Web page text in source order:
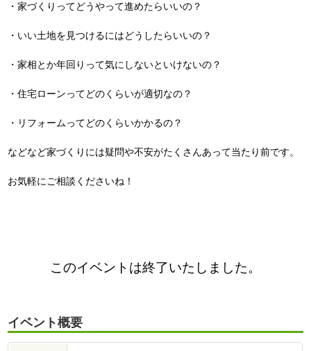
・家づくりってどうやって進めたらいいの？
・いい土地を見つけるにはどうしたらいいの？
・家相とか年回りって気にしないといけないの？
・住宅ローンってどのくらいが適切なの？
・リフォームってどのくらいかかるの？
などなど家づくりには疑問や不安がたくさんあって当たり前です。
お気軽にご相談くださいね！
このイベントは終了いたしました。
イベント概要